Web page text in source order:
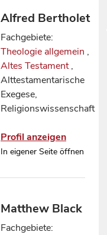
Alfred Bertholet
Fachgebiete:
Theologie allgemein ,
Altes Testament,
Alttestamentarische
Exegese,
Religionswissenschaft
Profil anzeigen
In eigener Seite öffnen
Matthew Black
Fachgebiete: